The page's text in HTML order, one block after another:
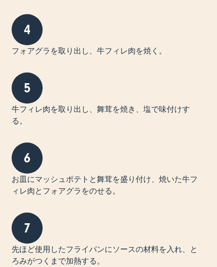
4
フォアグラを取り出し、牛フィレ肉を焼く。
5
牛フィレ肉を取り出し、舞茸を焼き、塩で味付けす
る。
6
お皿にマッシュポテトと舞茸を盛り付け、焼いた牛フ
ィレ肉とフォアグラをのせる。
7
先ほど使用したフライパンにソースの材料を入れ、と
ろみがつくまで加熱する。